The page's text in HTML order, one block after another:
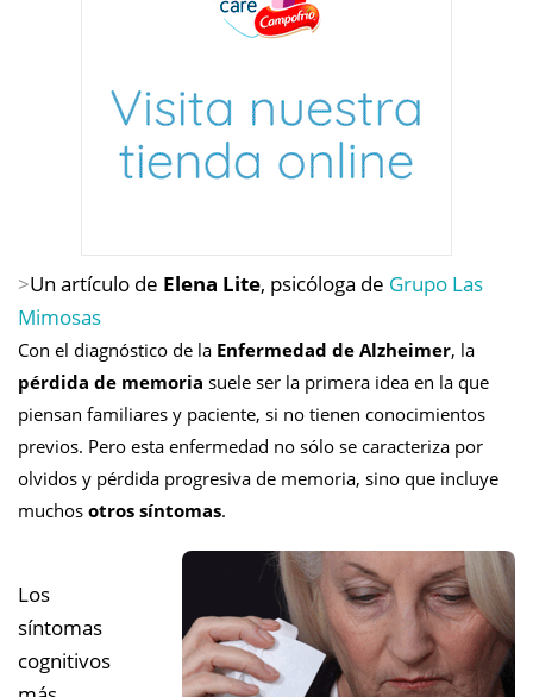
>Un artículo de Elena Lite, psicóloga de Grupo Las
Mimosas
Con el diagnóstico de la Enfermedad de Alzheimer, la
pérdida de memoria suele ser la primera idea en la que
piensan familiares y paciente, si no tienen conocimientos
previos. Pero esta enfermedad no sólo se caracteriza por
olvidos y pérdida progresiva de memoria, sino que incluye
muchos otros síntomas.
Los
síntomas
cognitivos